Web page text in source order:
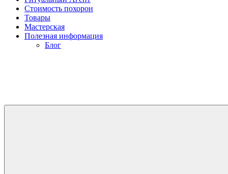
Стоимость похорон
Товары
Мастерская
Полезная информация
Блог